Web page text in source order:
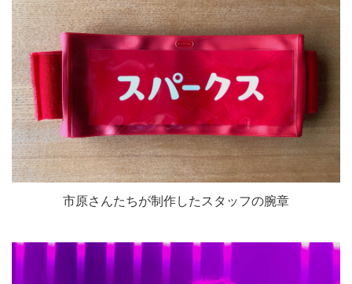
市原さんたちが制作したスタッフの腕章